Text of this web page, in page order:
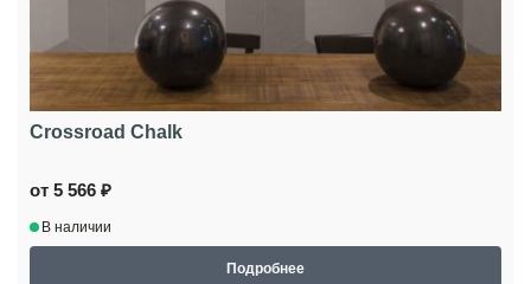
Crossroad Chalk
от 5 566 ₽
В наличии
Подробнее